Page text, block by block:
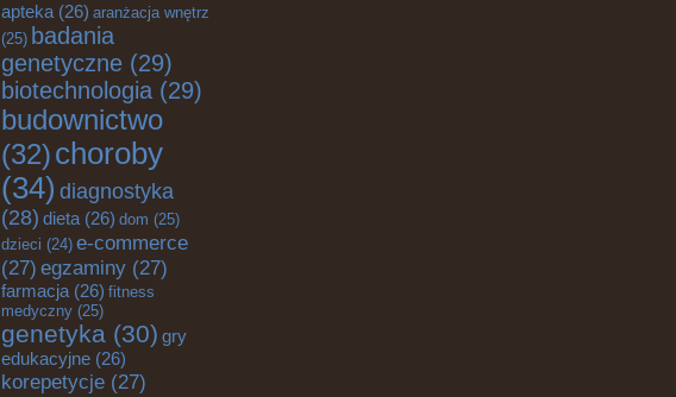
apteka (26) aranżacja wnętrz
(25) badania
genetyczne (29)
biotechnologia (29)
budownictwo
(32)choroby
(34) diagnostyka
(28) dieta (26) dom (25)
dzieci (24) e-commerce
(27) egzaminy (27)
farmacja (26) fitness
medyczny (25)
genetyka (30) gry
edukacyjne (26)
korepetycje (27)